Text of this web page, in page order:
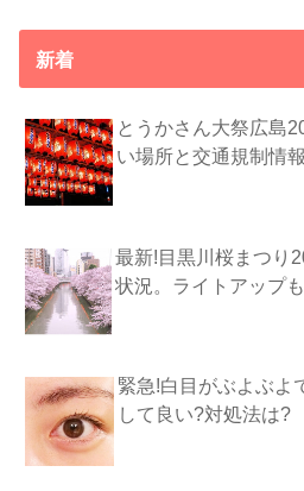
新着
とうかさん大祭広島
い場所と交通規制情報
最新!目黒川桜まつり
状況。ライトアップ
緊急!白目がぶよぶよ
して良い?対処法は?